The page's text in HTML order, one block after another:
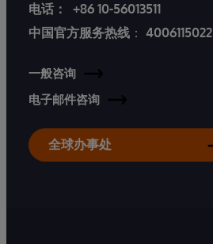
电话：
+86 10-56013511
中国官方服务热线 ： 4006115022
一般咨询
电子邮件咨询
全球办事处